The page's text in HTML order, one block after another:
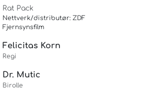
Rat Pack
Nettverk/distributør: ZDF
Fjernsynsfilm
Felicitas Korn
Regi
Dr. Mutic
Birolle